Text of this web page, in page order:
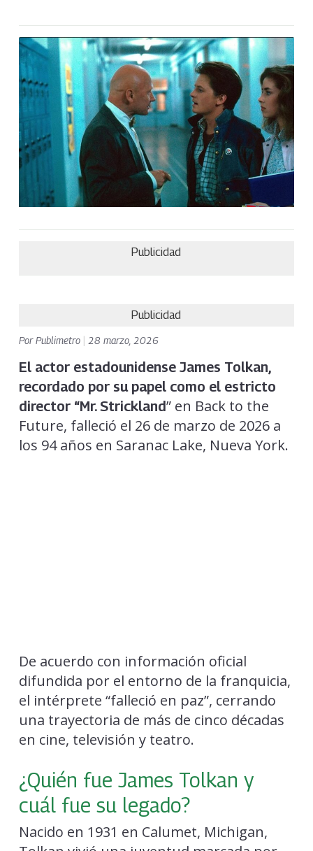
Publicidad
Publicidad
PorPublimetro 28 marzo, 2026
El actor estadounidense James Tolkan,
recordado por su papel como el estricto
director “Mr. Strickland” en Back to the
Future, falleció el 26 de marzo de 2026 a
los 94 años en Saranac Lake, Nueva York.
De acuerdo con información oficial
difundida por el entorno de la franquicia,
el intérprete “falleció en paz”, cerrando
una trayectoria de más de cinco décadas
en cine, televisión y teatro.
¿Quién fue James Tolkan y
cuál fue su legado?
Nacido en 1931 en Calumet, Michigan,